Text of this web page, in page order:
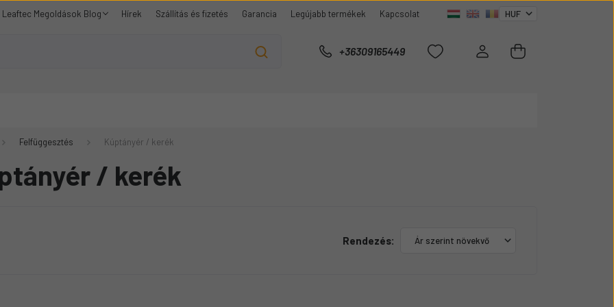
Leaftec Megoldások Blog Hírek Szállítás és fizetés Garancia Legújabb termékek Kapcsolat
+36309165449
Felfüggesztés Kúptányér / kerék
/ kerék
Rendezés: